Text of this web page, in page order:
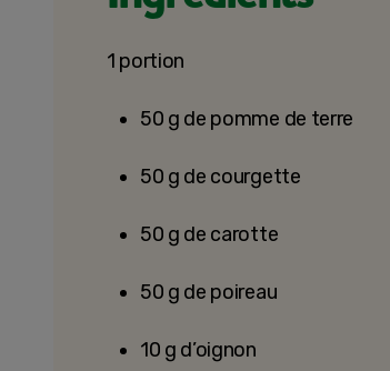
1 portion
50 g de pomme de terre
50 g de courgette
50 g de carotte
50 g de poireau
10 g d’oignon